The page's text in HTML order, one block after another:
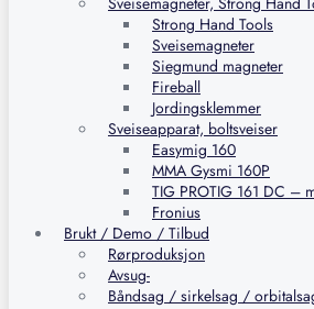
Strong Hand Tools
Sveisemagneter
Siegmund magneter
Fireball
Jordingsklemmer
Sveiseapparat, boltsveiser
Easymig 160
MMA Gysmi 160P
TIG PROTIG 161 DC –
Fronius
Brukt / Demo / Tilbud
Rørproduksjon
Avsug-
Båndsag / sirkelsag /